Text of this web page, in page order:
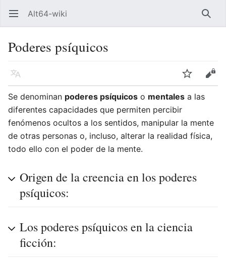
Abrir menú principal Alt64-wiki
Poderes psíquicos
Idioma Vigilar
Editar
Se denominan poderes psíquicos o mentales a las
diferentes capacidades que permiten percibir
fenómenos ocultos a los sentidos, manipular la mente
de otras personas o, incluso, alterar la realidad física,
todo ello con el poder de la mente.
Origen de la creencia en los poderes
psíquicos:
Los poderes psíquicos en la ciencia
ficción: